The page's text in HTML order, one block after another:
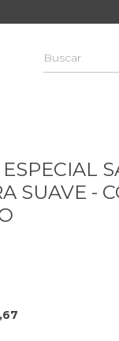
SUAVE -